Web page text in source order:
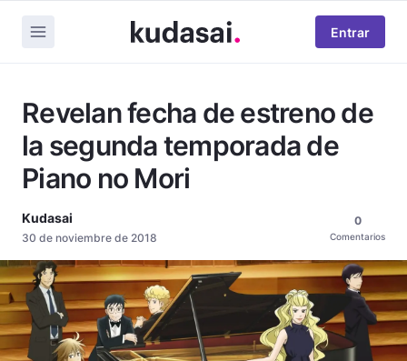
Entrar
Revelan fecha de estreno de
la segunda temporada de
Piano no Mori
Kudasai
30 de noviembre de 2018
0
Comentarios